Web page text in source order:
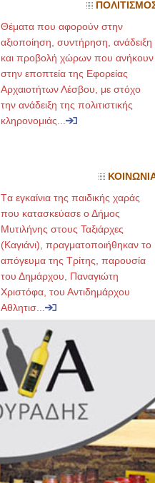
Θέματα που αφορούν στην
αξιοποίηση, συντήρηση, ανάδειξη
και προβολή χώρων που ανήκουν
στην εποπτεία της Εφορείας
Αρχαιοτήτων Λέσβου, με στόχο
την ανάδειξη της πολιτιστικής
κληρονομιάς...
Tα εγκαίνια της παιδικής χαράς
που κατασκεύασε ο Δήμος
Μυτιλήνης στους Ταξιάρχες
(Καγιάνι), πραγματοποιήθηκαν το
απόγευμα της Τρίτης, παρουσία
του Δημάρχου, Παναγιώτη
Χριστόφα, του Αντιδημάρχου
Αθλητισ...